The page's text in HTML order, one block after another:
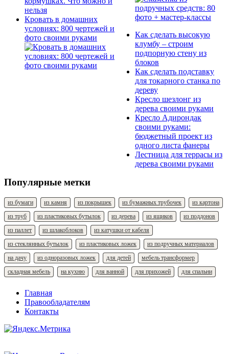
Кровать в домашних
условиях: 800 чертежей и
фото своими руками
Как сделать высокую
клумбу – строим
подпорную стену из
блоков
Как сделать подставку
для токарного станка по
дереву
Кресло шезлонг из
дерева своими руками
Кресло Адирондак
своими руками:
бюджетный проект из
одного листа фанеры
Лестница для террасы из
дерева своими руками
Популярные метки
из бумаги из камня из покрышек из бумажных трубочек
из картона
из труб
из пластиковых бутылок из дерева из ящиков
из поддонов
из паллет
из шлакоблоков
из катушки от кабеля
из стеклянных бутылок
из пластиковых ложек
из подручных материалов
на дачу
из одноразовых ложек для детей
мебель трансформер
складная мебель
на кухню для ванной для прихожей для спальни
Главная
Правообладателям
Контакты